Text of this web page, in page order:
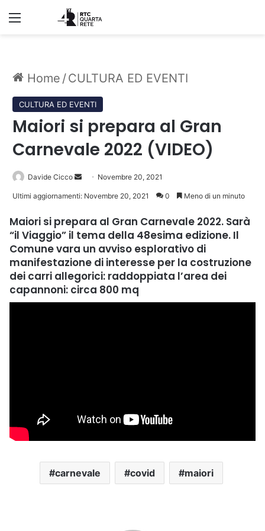
Menu
Home /CULTURA ED EVENTI
CULTURA ED EVENTI
Maiori si prepara al Gran
Carnevale 2022 (VIDEO)
Davide Cicco
Invia Novembre 20, 2021
Ultimi aggiornamenti: Novembre 20, 2021 0 Meno di un minuto
Maiori si prepara al Gran Carnevale 2022. Sarà
“il Viaggio” il tema della 48esima edizione. Il
Comune vara un avviso esplorativo di
manifestazione di interesse per la costruzione
dei carri allegorici: raddoppiata l’area dei
capannoni: circa 800 mq
carnevale covid maiori